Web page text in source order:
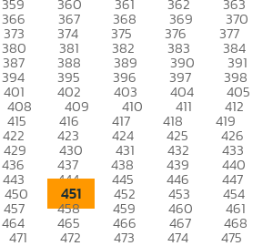
366 367 368 369 370
373 374 375 376 377
380 381 382 383 384
387 388 389 390 391
394 395 396 397 398
401 402 403 404 405
408 409 410 411 412
415 416 417 418 419
422 423 424 425 426
429 430 431 432 433
436 437 438 439 440
443 444 445 446 447
450 451 452 453 454
457 458 459 460 461
464 465 466 467 468
471 472 473 474 475